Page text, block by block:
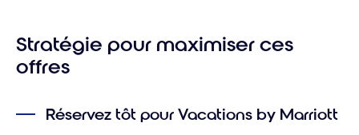
Stratégie pour maximiser ces
offres
Réservez tôt pour Vacations by Marriott